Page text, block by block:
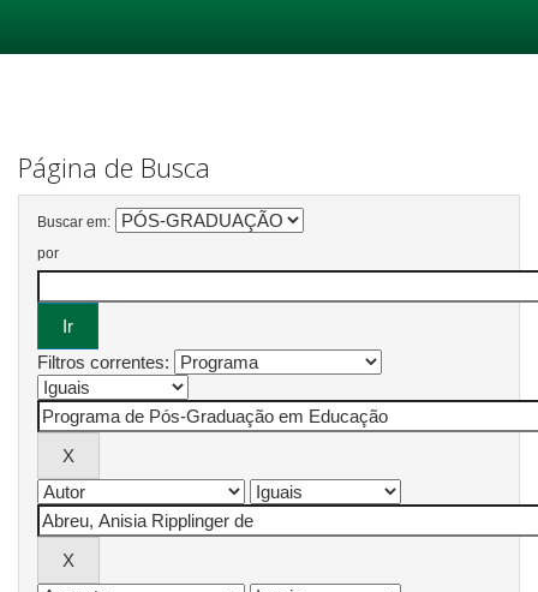
Página de Busca
Buscar em:
por
Filtros correntes: